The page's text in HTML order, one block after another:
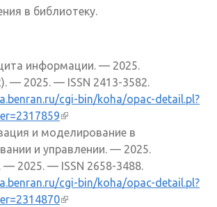
в библиотеку.
информации. — 2025.
— 2025. — ISSN 2413-3582.
cgi-bin/koha/opac-detail.pl?
(внешняя ссылка)
и моделирование в
и управлении. — 2025.
— 2025. — ISSN 2658-3488.
cgi-bin/koha/opac-detail.pl?
(внешняя ссылка)